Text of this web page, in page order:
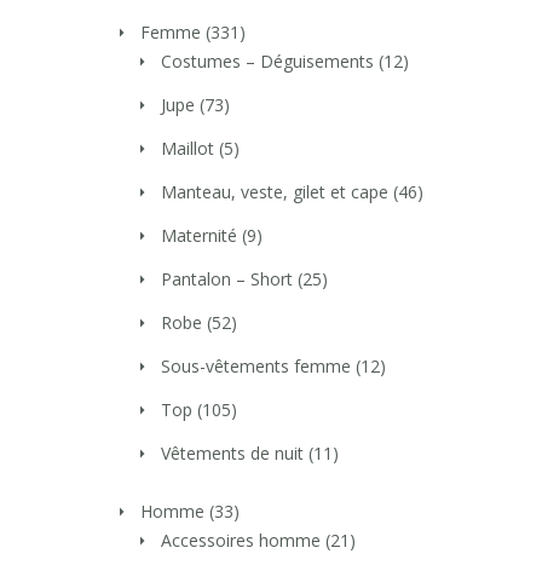
Femme (331)
Costumes – Déguisements (12)
Jupe (73)
Maillot (5)
Manteau, veste, gilet et cape (46)
Maternité (9)
Pantalon – Short (25)
Robe (52)
Sous-vêtements femme (12)
Top (105)
Vêtements de nuit (11)
Homme (33)
Accessoires homme (21)